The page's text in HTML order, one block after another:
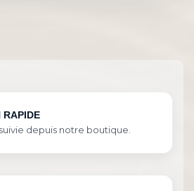
RAPIDE
depuis notre boutique.